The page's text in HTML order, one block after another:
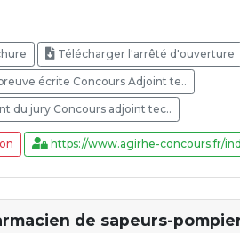
Télécharger l'arrêté d'ouverture
écrite Concours Adjoint te..
du jury Concours adjoint tec..
https://www.agirhe-concours.fr/
de sapeurs-